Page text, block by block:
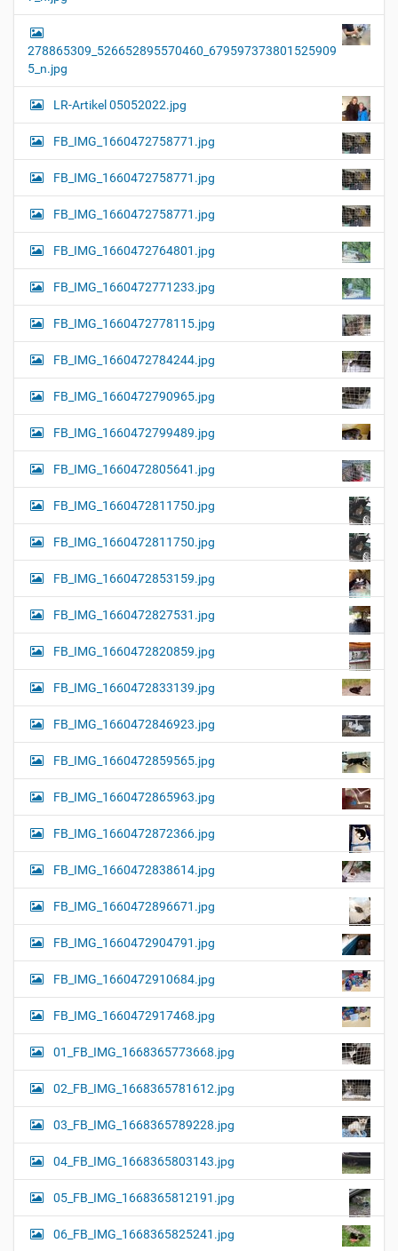
278865309_526652895570460_679597373801525909
5_n.jpg
LR-Artikel 05052022.jpg
FB_IMG_1660472758771.jpg
FB_IMG_1660472758771.jpg
FB_IMG_1660472758771.jpg
FB_IMG_1660472764801.jpg
FB_IMG_1660472771233.jpg
FB_IMG_1660472778115.jpg
FB_IMG_1660472784244.jpg
FB_IMG_1660472790965.jpg
FB_IMG_1660472799489.jpg
FB_IMG_1660472805641.jpg
FB_IMG_1660472811750.jpg
FB_IMG_1660472811750.jpg
FB_IMG_1660472853159.jpg
FB_IMG_1660472827531.jpg
FB_IMG_1660472820859.jpg
FB_IMG_1660472833139.jpg
FB_IMG_1660472846923.jpg
FB_IMG_1660472859565.jpg
FB_IMG_1660472865963.jpg
FB_IMG_1660472872366.jpg
FB_IMG_1660472838614.jpg
FB_IMG_1660472896671.jpg
FB_IMG_1660472904791.jpg
FB_IMG_1660472910684.jpg
FB_IMG_1660472917468.jpg
01_FB_IMG_1668365773668.jpg
02_FB_IMG_1668365781612.jpg
03_FB_IMG_1668365789228.jpg
04_FB_IMG_1668365803143.jpg
05_FB_IMG_1668365812191.jpg
06_FB_IMG_1668365825241.jpg